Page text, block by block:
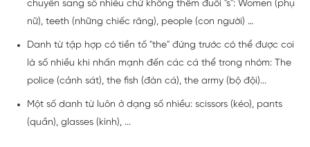
chuyển sang số nhiều chứ không thêm đuôi "s": Women (phụ
nữ), teeth (những chiếc răng), people (con người) …
Danh từ tập hợp có tiền tố "the" đứng trước có thể được coi
là số nhiều khi nhấn mạnh đến các cá thể trong nhóm: The
police (cảnh sát), the fish (đàn cá), the army (bộ đội)...
Một số danh từ luôn ở dạng số nhiều: scissors (kéo), pants
(quần), glasses (kính), ...